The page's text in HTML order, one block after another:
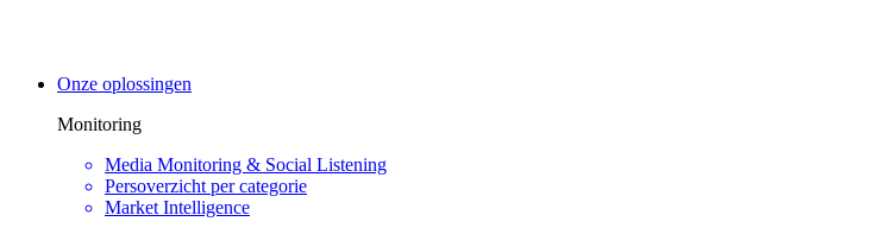
Onze oplossingen
Monitoring
Media Monitoring & Social Listening
Persoverzicht per categorie
Market Intelligence